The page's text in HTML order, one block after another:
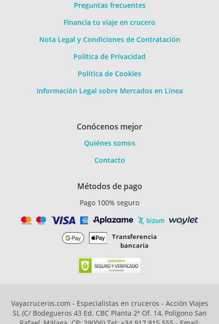
Preguntas frecuentes
Financia tu viaje en crucero
Nota Legal y Condiciones de Contratación
Política de Privacidad
Política de Cookies
Información Legal sobre Mercados en Línea
Conócenos mejor
Quiénes somos
Contacto
Métodos de pago
Pago 100% seguro
Transferencia
bancaria
Vayacruceros.com - Especialistas en cruceros - Acción Viajes
SL (C/ Bodegueros 43 Ed. CBC Planta 2ª Of. 14, Polígono San